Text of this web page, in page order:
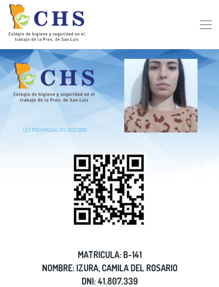
LEY PROVINCIAL XIV 1013/2019
MATRICULA: B-141
NOMBRE: IZURA, CAMILA DEL ROSARIO
DNI: 41.807.339